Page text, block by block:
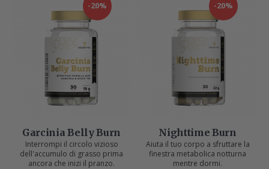
-20%
Garcinia Belly Burn
Interrompi il circolo vizioso
dell'accumulo di grasso prima
ancora che inizi il pranzo.
-20%
Nighttime Burn
Aiuta il tuo corpo a sfruttare la
finestra metabolica notturna
mentre dormi.